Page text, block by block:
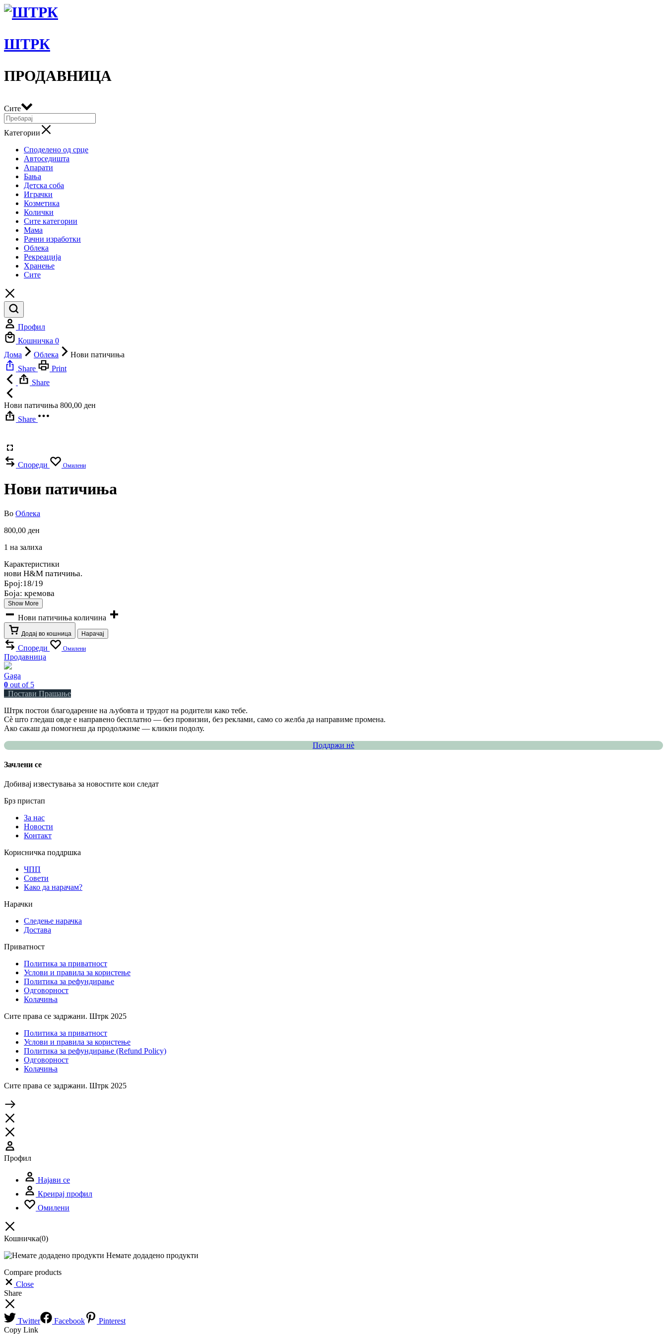
ШТРК
ПРОДАВНИЦА
Сите
Категории
Споделено од срце
Автоседишта
Апарати
Бања
Детска соба
Играчки
Козметика
Колички
Сите категории
Мама
Рачни изработки
Облека
Рекреација
Хранење
Сите
Профил
Кошничка 0
Дома
Облека
Нови патичиња
Share
Print
Share
Нови патичиња 800,00 ден
Share
Спореди Омилени
Нови патичиња
Во Облека
800,00 ден
1 на залиха
Карактеристики
нови H&M патичиња.
Број:18/19
Боја: кремова
Show More
Нови патичиња количина
Додај во кошница Нарачај
Спореди Омилени
Продавница
Gaga
0 out of 5
Постави Прашање
Штрк постои благодарение на љубовта и трудот на родители како тебе.
Сè што гледаш овде е направено бесплатно — без провизии, без реклами, само со желба да направиме промена.
Ако сакаш да помогнеш да продолжиме — кликни подолу.
Поддржи нѐ
Зачлени се
Добивај известувања за новостите кои следат
Брз пристап
За нас
Новости
Контакт
Корисничка поддршка
ЧПП
Совети
Како да нарачам?
Нарачки
Следење нарачка
Достава
Приватност
Политика за приватност
Услови и правила за користење
Политика за рефундирање
Одговорност
Колачиња
Сите права се задржани. Штрк 2025
Политика за приватност
Услови и правила за користење
Политика за рефундирање (Refund Policy)
Одговорност
Колачиња
Сите права се задржани. Штрк 2025
Профил
Најави се
Креирај профил
Омилени
Кошничка(0)
Немате додадено продукти
Compare products
Close
Share
Twitter Facebook
Pinterest
Copy Link